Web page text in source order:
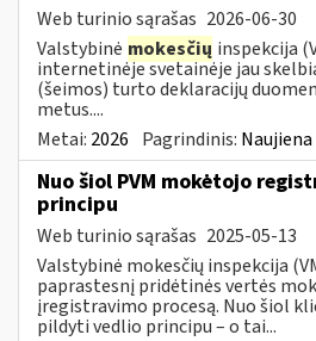
Web turinio sąrašas 2026-06-30
Valstybinė mokesčių inspekcija
internetinėje svetainėje jau
(šeimos) turto deklaracijų
metus....
Metai: 2026 Pagrindinis: Naujiena
Nuo šiol PVM mokėtojo
principu
Web turinio sąrašas 2025-05-13
Valstybinė mokesčių inspekcija
paprastesnį pridėtinės vertės
įregistravimo procesą. Nuo šiol
pildyti vedlio principu – o tai...